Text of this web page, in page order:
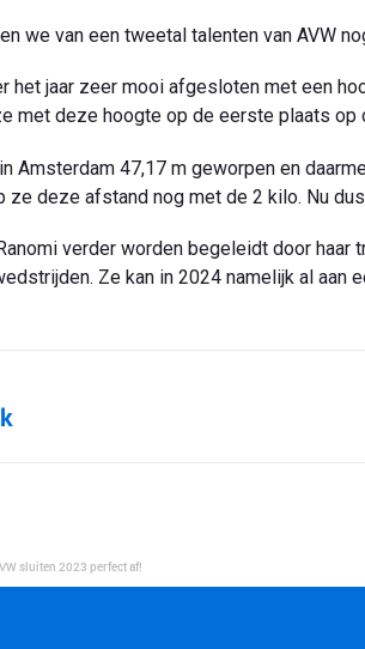
we van een tweetal talenten van AVW
het jaar zeer mooi afgesloten met een
met deze hoogte op de eerste plaats op
Amsterdam 47,17 m geworpen en
ze deze afstand nog met de 2 kilo. Nu
verder worden begeleidt door
Ze kan in 2024 namelijk al
sluiten 2023 perfect af!